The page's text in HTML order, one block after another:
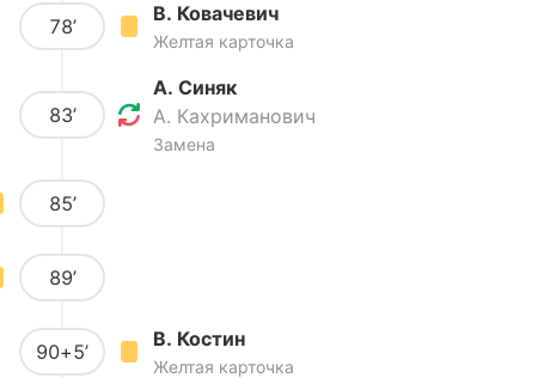
78’
В. Ковачевич
Желтая карточка
83’
А. Синяк
А. Кахриманович
Замена
85’
89’
90+5’
В. Костин
Желтая карточка